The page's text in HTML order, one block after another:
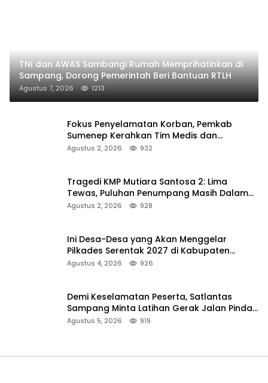
TNI dan AWAS Sambangi Rumah Memprihatinkan di
Sampang, Dorong Pemerintah Beri Bantuan RTLH
Agustus 7, 2026 1213
Fokus Penyelamatan Korban, Pemkab
Sumenep Kerahkan Tim Medis dan
Ambulans ke Pelabuhan Kalianget
Agustus 2, 2026 932
Tragedi KMP Mutiara Santosa 2: Lima
Tewas, Puluhan Penumpang Masih Dalam
Pencarian
Agustus 2, 2026 928
Ini Desa-Desa yang Akan Menggelar
Pilkades Serentak 2027 di Kabupaten
Sumenep
Agustus 4, 2026 926
Demi Keselamatan Peserta, Satlantas
Sampang Minta Latihan Gerak Jalan Pindah
ke Lokasi Aman
Agustus 5, 2026 919